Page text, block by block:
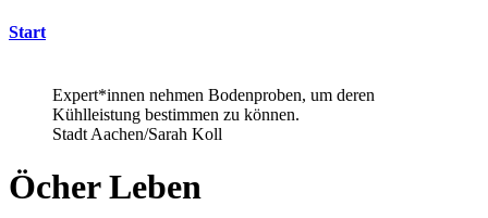
Start
Expert*innen nehmen Bodenproben, um deren
Kühlleistung bestimmen zu können.
Stadt Aachen/Sarah Koll
Öcher Leben